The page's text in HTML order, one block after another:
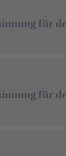
für
für